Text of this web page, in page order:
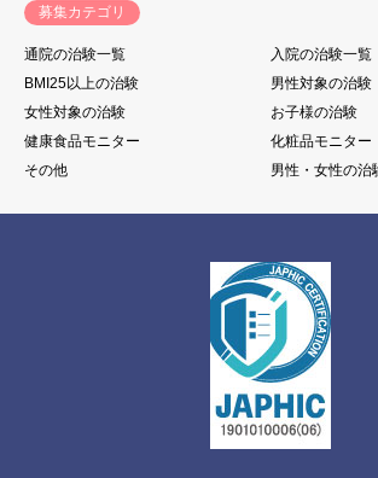
募集カテゴリ
通院の治験一覧
入院の治験一覧
BMI25以上の治験
男性対象の治験
女性対象の治験
お子様の治験
健康食品モニター
化粧品モニター
その他
男性・女性の治